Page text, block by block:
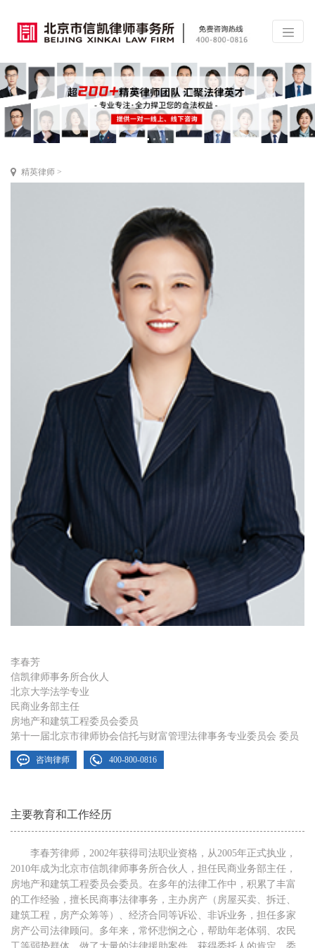
精英律师 >
李春芳
信凯律师事务所合伙人
北京大学法学专业
民商业务部主任
房地产和建筑工程委员会委员
第十一届北京市律师协会信托与财富管理法律事务专业委员会 委员
咨询律师 400-800-0816
主要教育和工作经历
李春芳律师，2002年获得司法职业资格，从2005年正式执业，
2010年成为北京市信凯律师事务所合伙人，担任民商业务部主任，
房地产和建筑工程委员会委员。在多年的法律工作中，积累了丰富
的工作经验，擅长民商事法律事务，主办房产（房屋买卖、拆迁、
建筑工程，房产众筹等）、经济合同等诉讼、非诉业务，担任多家
房产公司法律顾问。多年来，常怀悲悯之心，帮助年老体弱、农民